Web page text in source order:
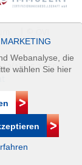
32 50 |
MARKETING
Webanalyse, die
wählen Sie hier